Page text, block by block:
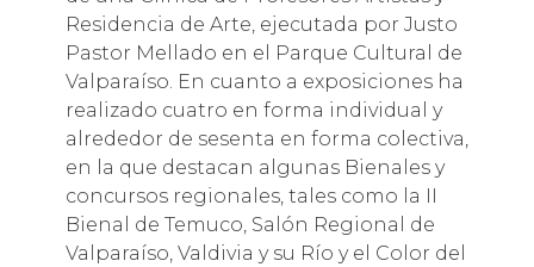
Residencia de Arte, ejecutada por Justo
Pastor Mellado en el Parque Cultural de
Valparaíso. En cuanto a exposiciones ha
realizado cuatro en forma individual y
alrededor de sesenta en forma colectiva,
en la que destacan algunas Bienales y
concursos regionales, tales como la II
Bienal de Temuco, Salón Regional de
Valparaíso, Valdivia y su Río y el Color del